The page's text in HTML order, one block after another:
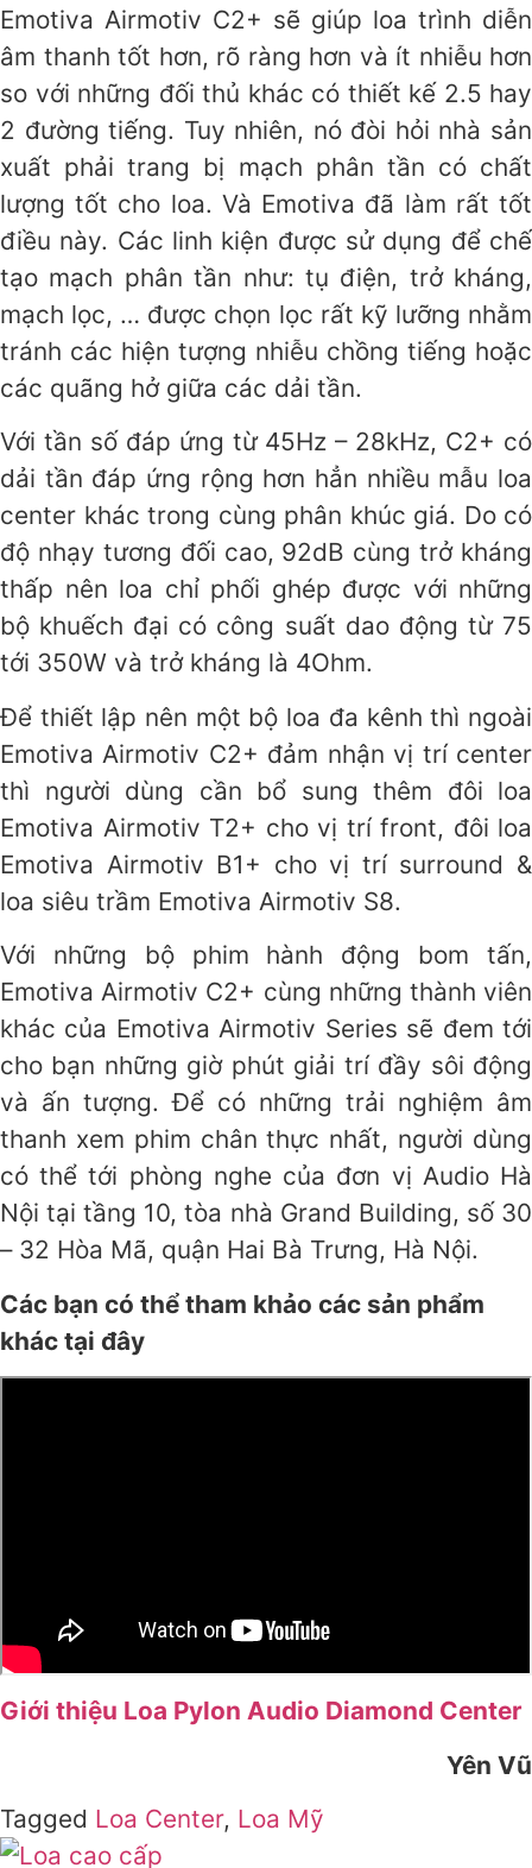
Emotiva Airmotiv C2+ sẽ giúp loa trình diễn
âm thanh tốt hơn, rõ ràng hơn và ít nhiễu hơn
so với những đối thủ khác có thiết kế 2.5 hay
2 đường tiếng. Tuy nhiên, nó đòi hỏi nhà sản
xuất phải trang bị mạch phân tần có chất
lượng tốt cho loa. Và Emotiva đã làm rất tốt
điều này. Các linh kiện được sử dụng để chế
tạo mạch phân tần như: tụ điện, trở kháng,
mạch lọc, … được chọn lọc rất kỹ lưỡng nhằm
tránh các hiện tượng nhiễu chồng tiếng hoặc
các quãng hở giữa các dải tần.
Với tần số đáp ứng từ 45Hz – 28kHz, C2+ có
dải tần đáp ứng rộng hơn hẳn nhiều mẫu loa
center khác trong cùng phân khúc giá. Do có
độ nhạy tương đối cao, 92dB cùng trở kháng
thấp nên loa chỉ phối ghép được với những
bộ khuếch đại có công suất dao động từ 75
tới 350W và trở kháng là 4Ohm.
Để thiết lập nên một bộ loa đa kênh thì ngoài
Emotiva Airmotiv C2+ đảm nhận vị trí center
thì người dùng cần bổ sung thêm đôi loa
Emotiva Airmotiv T2+ cho vị trí front, đôi loa
Emotiva Airmotiv B1+ cho vị trí surround &
loa siêu trầm Emotiva Airmotiv S8.
Với những bộ phim hành động bom tấn,
Emotiva Airmotiv C2+ cùng những thành viên
khác của Emotiva Airmotiv Series sẽ đem tới
cho bạn những giờ phút giải trí đầy sôi động
và ấn tượng. Để có những trải nghiệm âm
thanh xem phim chân thực nhất, người dùng
có thể tới phòng nghe của đơn vị Audio Hà
Nội tại tầng 10, tòa nhà Grand Building, số 30
– 32 Hòa Mã, quận Hai Bà Trưng, Hà Nội.
Các bạn có thể tham khảo các sản phẩm
khác tại đây
Giới thiệu Loa Pylon Audio Diamond Center
Yên Vũ
Tagged Loa Center, Loa Mỹ